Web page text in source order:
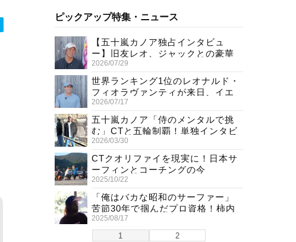
ピックアップ特集・ニュース
1 2
【五十嵐カノア独占インタビュ
ー】旧友レオ、ジャックとの豪華
プライベートセッション
2026/07/29
世界ランキング1位のレオナルド・
フィオラヴァンティが来日、イエ
ロージャージ獲得直後の独占イン
タビュー
2026/07/17
五十嵐カノア「侍のメンタルで挑
む」CTと五輪制覇！単独インタビ
ューで熱弁
2026/03/30
CTクオリファイを現実に！日本サ
ーフィンとコーチングの今
2025/10/22
「俺はバカな昭和のサーファー」
苦節30年で掴んだプロ資格！柿内
聖文(54)の生き様
2025/08/17